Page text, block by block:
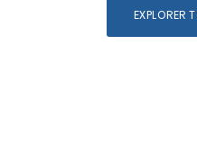
EXPLORER